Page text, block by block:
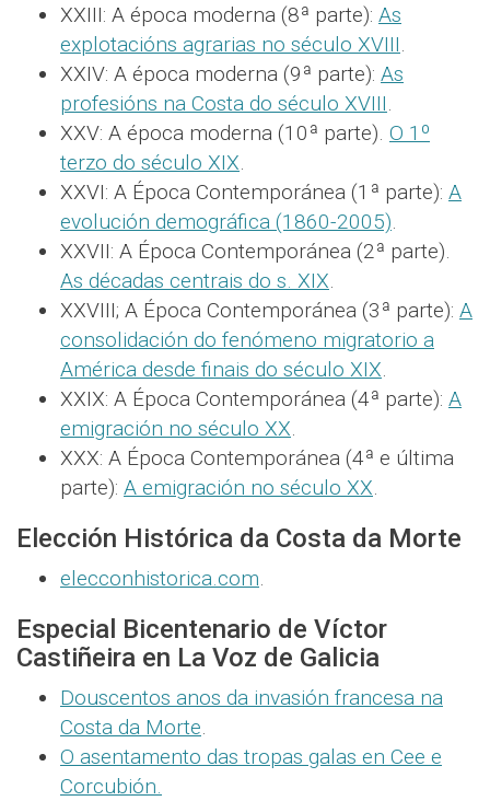
XXIII: A época moderna (8ª parte): As
explotacións agrarias no século XVIII.
XXIV: A época moderna (9ª parte): As
profesións na Costa do século XVIII.
XXV: A época moderna (10ª parte). O 1º
terzo do século XIX.
XXVI: A Época Contemporánea (1ª parte): A
evolución demográfica (1860-2005).
XXVII: A Época Contemporánea (2ª parte).
As décadas centrais do s. XIX.
XXVIII; A Época Contemporánea (3ª parte): A
consolidación do fenómeno migratorio a
América desde finais do século XIX.
XXIX: A Época Contemporánea (4ª parte): A
emigración no século XX.
XXX: A Época Contemporánea (4ª e última
parte): A emigración no século XX.
Elección Histórica da Costa da Morte
elecconhistorica.com.
Especial Bicentenario de Víctor
Castiñeira en La Voz de Galicia
Douscentos anos da invasión francesa na
Costa da Morte.
O asentamento das tropas galas en Cee e
Corcubión.